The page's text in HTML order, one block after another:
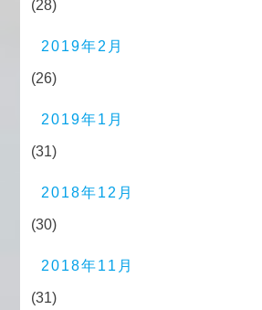
(28)
2019年2月
(26)
2019年1月
(31)
2018年12月
(30)
2018年11月
(31)